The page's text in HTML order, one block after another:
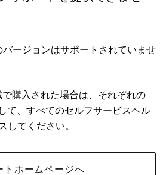
バージョンはサポートされていませ
購入された場合は、それぞれの
て、すべてのセルフサービスヘル
してください。
トホームページへ